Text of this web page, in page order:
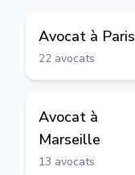
Avocat à Paris
22 avocats
Avocat à
Marseille
13 avocats